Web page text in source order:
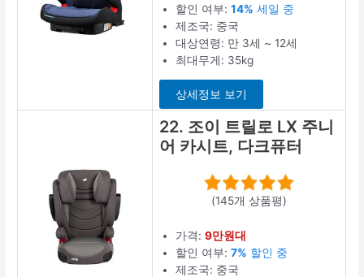
할인 여부:14% 세일 중
제조국: 중국
대상연령: 만 3세 ~ 12세
최대무게: 35kg
상세정보 보기
22. 조이 트릴로 LX 주니
어 카시트, 다크퓨터
(145개 상품평)
가격:9만원대
할인 여부:7% 할인 중
제조국: 중국